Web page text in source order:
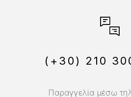
(+30) 210
Παραγγελία μέσω